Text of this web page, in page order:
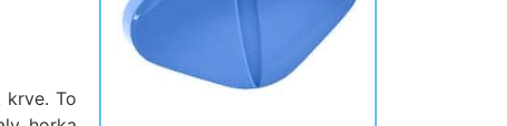
krve. To